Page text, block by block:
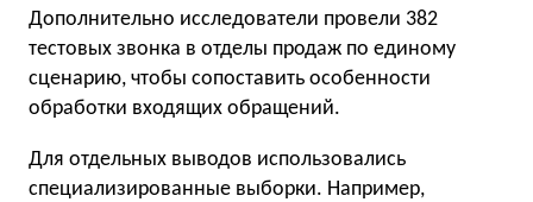
Дополнительно исследователи провели 382
тестовых звонка в отделы продаж по единому
сценарию, чтобы сопоставить особенности
обработки входящих обращений.
Для отдельных выводов использовались
специализированные выборки. Например,